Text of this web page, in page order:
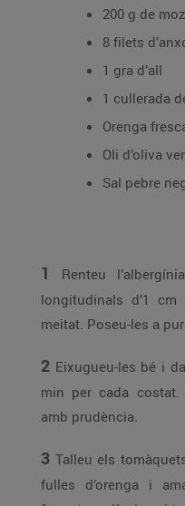
200 g de
8 filets
1 gra d’all
1 cullerada
Orenga
Oli d’oliva
Sal pebre
1
Renteu
longitudinals d’1
meitat. Poseu-les a
2 Eixugueu-les bé i
min per cada costat.
amb prudència.
3 Talleu els
fulles d’orenga i